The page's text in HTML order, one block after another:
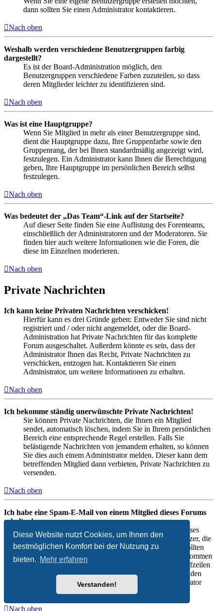
Diese Website nutzt Cookies, um Ihnen den
bestmöglichen Komfort bei der Nutzung zu
bieten. Mehr erfahren
Verstanden!
dann sollten Sie einen Administrator kontaktieren.
Nach oben
Weshalb werden verschiedene Benutzergruppen farbig
dargestellt?
Es ist der Board-Administration möglich, den
Benutzergruppen verschiedene Farben zuzuteilen, so dass
deren Mitglieder leichter zu identifizieren sind.
Nach oben
Was ist eine Hauptgruppe?
Wenn Sie Mitglied in mehr als einer Benutzergruppe sind,
dient die Hauptgruppe dazu, Ihre Gruppenfarbe sowie den
Gruppenrang, der bei Ihnen standardmäßig angezeigt wird,
festzulegen. Ein Administrator kann Ihnen die Berechtigung
geben, Ihre Hauptgruppe im persönlichen Bereich selbst
festzulegen.
Nach oben
Was bedeutet der „Das Team“-Link auf der Startseite?
Auf dieser Seite finden Sie eine Auflistung des Forenteams,
einschließlich der Administratoren und der Moderatoren. Sie
finden hier auch weitere Informationen wie die Foren, die
diese im Einzelnen moderieren.
Nach oben
Private Nachrichten
Ich kann keine Privaten Nachrichten verschicken!
Hierfür kann es drei Gründe geben: Entweder Sie sind nicht
registriert und / oder nicht angemeldet, oder die Board-
Administration hat Private Nachrichten für das komplette
Forum ausgeschaltet. Außerdem könnte es sein, dass der
Administrator Ihnen das Recht, Private Nachrichten zu
verschicken, entzogen hat. Kontaktieren Sie einen
Administrator, um weitere Informationen zu erhalten.
Nach oben
Ich bekomme ständig unerwünschte Private Nachrichten!
Sie können Private Nachrichten, die Ihnen ein Mitglied
sendet, automatisch löschen, indem Sie in Ihrem persönlichen
Bereich eine entsprechende Regel erstellen. Falls Sie
belästigende Nachrichten von jemandem erhalten, so können
Sie dies auch einem Administrator melden. Dieser kann dem
betreffenden Mitglied dann verbieten, Private Nachrichten zu
versenden.
Nach oben
Ich habe eine Spam-E-Mail von einem Mitglied dieses Forums
erhalten!
Es tut uns leid, das zu hören. Das E-Mail-Formular dieses
Forums hat einige Sicherheitsvorkehrungen, die Benutzer, die
solche Nachrichten senden, identifizieren sollen. Sie sollten
einem Administrator die komplette E-Mail, die Sie bekommen
haben, weiterleiten. Dabei ist es ganz wichtig, die Kopfzeilen
(Headers) mitzuschicken. Diese enthalten Details über den
Benutzer, der die E-Mail verschickt hat. Der Administrator
kann dann entsprechend reagieren.
Nach oben